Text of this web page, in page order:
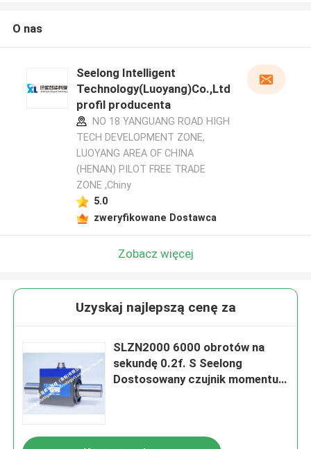
O nas
Seelong Intelligent
Technology(Luoyang)Co.,Ltd
profil producenta
NO 18 YANGUANG ROAD HIGH
TECH DEVELOPMENT ZONE,
LUOYANG AREA OF CHINA
(HENAN) PILOT FREE TRADE
ZONE ,Chiny
5.0
zweryfikowane Dostawca
Zobacz więcej
Uzyskaj najlepszą cenę za
SLZN2000 6000 obrotów na
sekundę 0.2f. S Seelong
Dostosowany czujnik momentu